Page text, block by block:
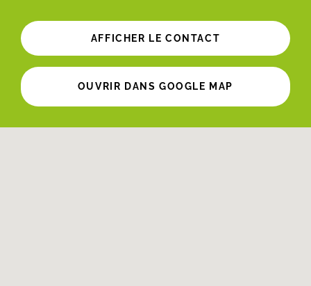
AFFICHER LE CONTACT
OUVRIR DANS GOOGLE MAP